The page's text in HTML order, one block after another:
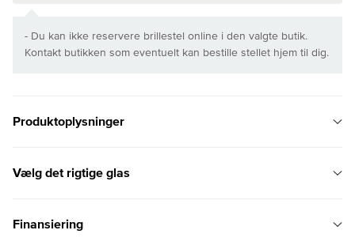
- Du kan ikke reservere brillestel online i den valgte butik.
Kontakt butikken som eventuelt kan bestille stellet hjem til dig.
Produktoplysninger
Vælg det rigtige glas
Finansiering